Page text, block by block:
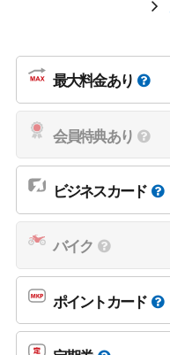
最大料金あり
会員特典あり
ビジネスカード
バイク
ポイントカード